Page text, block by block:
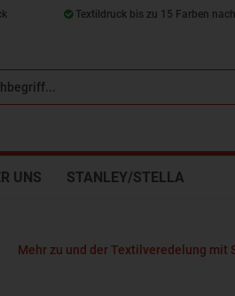
Textildruck bis zu 15 Farben
UNS STANLEY/STELLA
Mehr zu und der Textilveredelung mit